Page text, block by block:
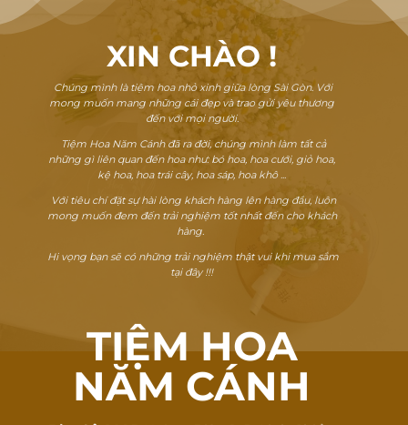
XIN CHÀO!
Chúng mình là tiệm hoa nhỏ xinh giữa lòng Sài Gòn. Với
mong muốn mang những cái đẹp và trao gửi yêu thương
đến với mọi người.
Tiệm Hoa Năm Cánh đã ra đời, chúng mình làm tất cả
những gì liên quan đến hoa như: bó hoa, hoa cưới, giỏ hoa,
kệ hoa, hoa trái cây, hoa sáp, hoa khô ...
Với tiêu chí đặt sự hài lòng khách hàng lên hàng đầu, luôn
mong muốn đem đến trải nghiệm tốt nhất đến cho khách
hàng.
Hi vọng bạn sẽ có những trải nghiệm thật vui khi mua sắm
tại đây !!!
TIỆM HOA
NĂM CÁNH